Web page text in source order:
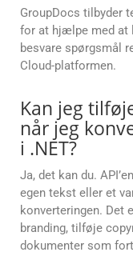
GroupDocs tilbyder
for at hjælpe med at
besvare spørgsmål
Cloud-platformen.
Kan jeg
når jeg
i .NET?
Ja, det kan du.
egen tekst eller et
konverteringen. Det
branding, tilføje
dokumenter som